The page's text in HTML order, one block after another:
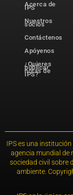
Acerca de
IPS
Nuestros
socios
Contáctenos
Apóyenos
¿Quieres
publicar
notas de
IPS?
IPS es una
agencia mundial de
sociedad civil sobre
ambiente.